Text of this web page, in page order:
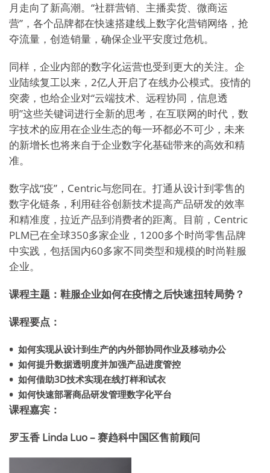
月走向了新高潮。“社群营销、主播卖货、微商运
营”，各个品牌都在快速搭建线上数字化营销网络，抢
夺流量，创造销量，确保企业平安度过危机。
同样，企业内部的数字化运营也受到更大的关注。企
业陆续复工以来，2亿人开启了在线办公模式。疫情的
突袭，也给企业对“云端技术、远程协同，信息透
明”这些关键词进行全新的思考，在互联网的时代，数
字技术的应用在企业生态的每一环都必不可少，未来
的新增长也将来自于企业数字化基础带来的高效和精
准。
数字战“疫”，Centric与您同在。打通从设计到零售的
数字化链条，利用硅谷创新技术提高产品研发的效率
和精准度，拉近产品到消费者的距离。目前，Centric
PLM已在全球350多家企业，1200多个时尚零售品牌
中实践，包括国内60多家不同类型和规模的时尚鞋服
企业。
课程主题：鞋服企业如何在疫情之后快速扭转局势？
课程要点：
如何实现从设计到生产的内外部协同作业及移动办公
如何提升数据透明度并加强产品进度管控
如何借助3D技术实现在线打样和试衣
如何快速部署商品研发管理数字化平台
课程嘉宾：
罗玉香 Linda Luo – 赛趋科中国区售前顾问